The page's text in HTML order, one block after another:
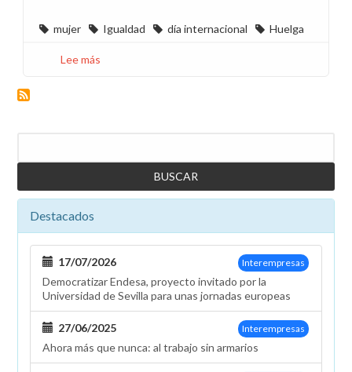
mujer Igualdad día internacional Huelga
Lee más
las
en
Día
Internacional
Destacados
Interempresas
17/07/2026
Democratizar Endesa, proyecto invitado por la
Universidad de Sevilla para unas jornadas europeas
Interempresas
27/06/2025
Ahora más que nunca: al trabajo sin armarios